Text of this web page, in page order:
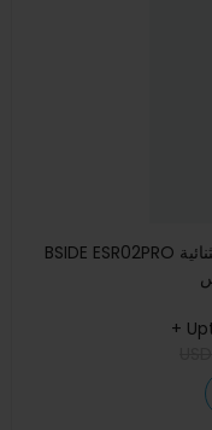
BSIDE ESR02PRO محول رقمي لاختبار المكونات النصفية والثنائية
+